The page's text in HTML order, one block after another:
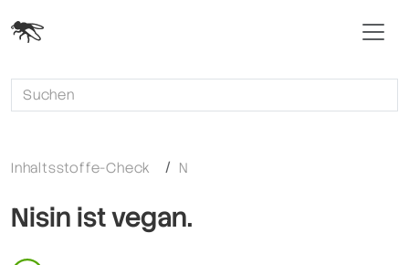
Inhaltsstoffe-Check N
Nisin ist vegan.